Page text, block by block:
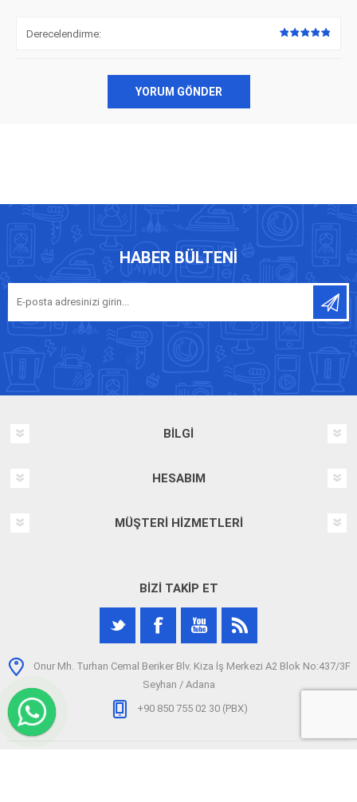
Derecelendirme:
YORUM GÖNDER
HABER BÜLTENI
BILGI
HESABIM
MÜŞTERI HIZMETLERI
BIZI TAKIP ET
Onur Mh. Turhan Cemal Beriker Blv. Kiza İş Merkezi A2 Blok No:437/3F
Seyhan / Adana
+90 850 755 02 30 (PBX)